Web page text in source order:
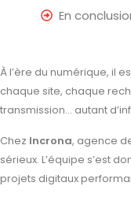
En
À l’ère du numérique, il
chaque site, chaque
transmission… autant
Chez Incrona, agence
sérieux. L’équipe s’est
projets digitaux